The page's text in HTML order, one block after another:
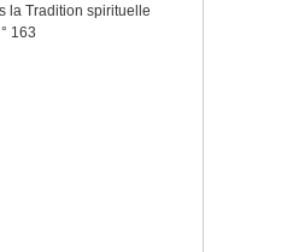
la Tradition spirituelle
163